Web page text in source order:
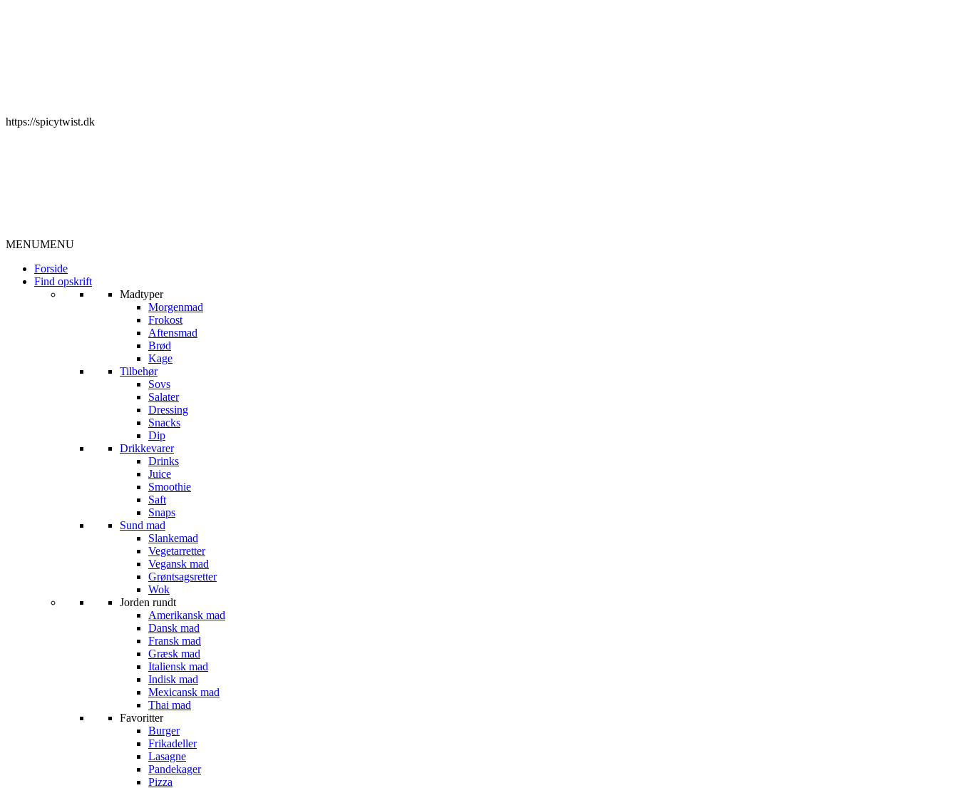
https://spicytwist.dk
MENUMENU
Forside
Find opskrift
Madtyper
Morgenmad
Frokost
Aftensmad
Brød
Kage
Tilbehør
Sovs
Salater
Dressing
Snacks
Dip
Drikkevarer
Drinks
Juice
Smoothie
Saft
Snaps
Sund mad
Slankemad
Vegetarretter
Vegansk mad
Grøntsagsretter
Wok
Jorden rundt
Amerikansk mad
Dansk mad
Fransk mad
Græsk mad
Italiensk mad
Indisk mad
Mexicansk mad
Thai mad
Favoritter
Burger
Frikadeller
Lasagne
Pandekager
Pizza